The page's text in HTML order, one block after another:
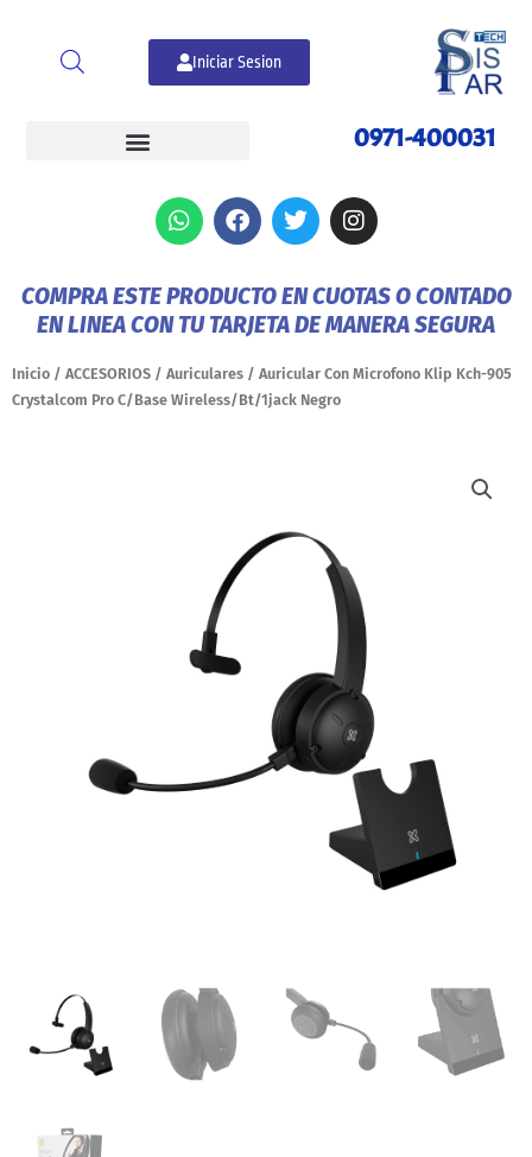
contenido
Iniciar Sesion
0971-400031
W
h
s
a
p
F
a
b
o
k
T
w
t
e
I
n
a
g
a
COMPRA ESTE PRODUCTO EN CUOTAS O CONTADO
EN LINEA CON TU TARJETA DE MANERA SEGURA
Inicio / ACCESORIOS / Auriculares / Auricular Con Microfono Klip Kch-905
Crystalcom Pro C/Base Wireless/Bt/1jack Negro